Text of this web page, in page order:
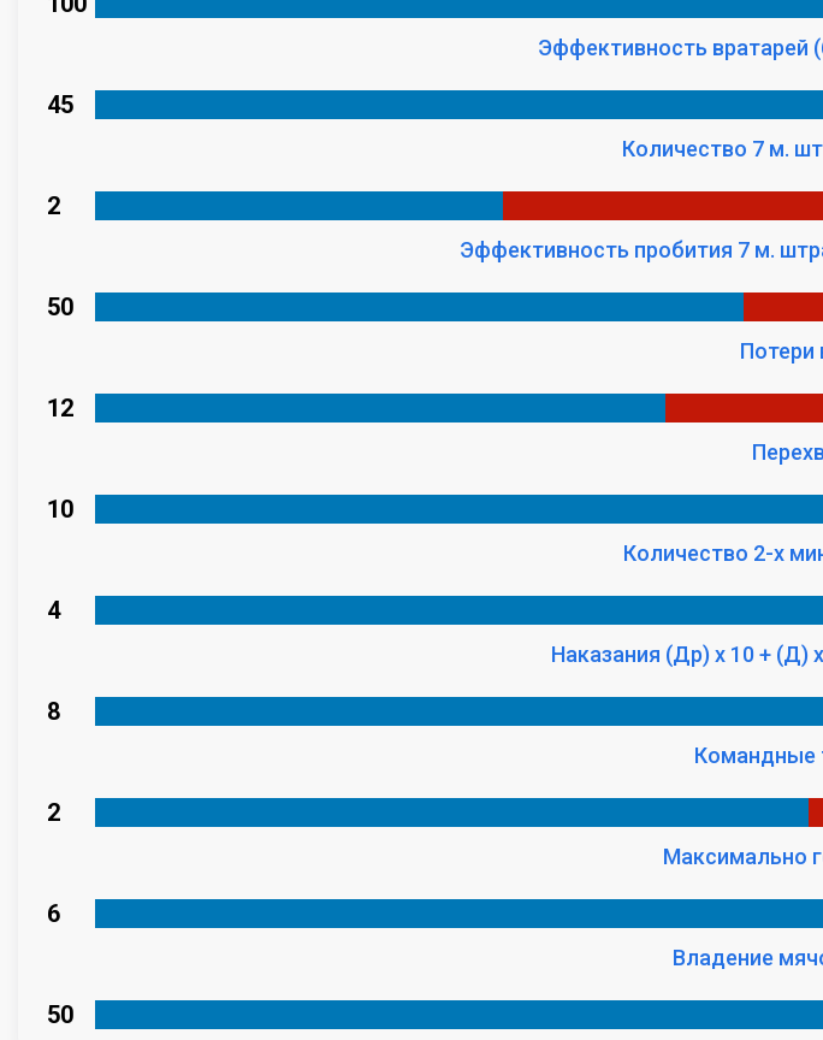
Эффективность вратарей
45
Количество 7 м.
2
Эффективность пробития 7 м.
50
Потери
12
10
Количество 2-х
4
Наказания (Др) x 10 + (Д)
8
Командные
2
Максимально
6
Владение
50